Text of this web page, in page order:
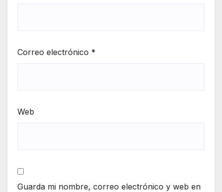
Correo electrónico *
Web
Guarda mi nombre, correo electrónico y web en